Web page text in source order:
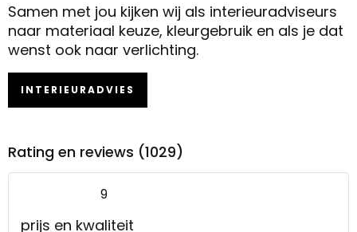
Samen met jou kijken wij als interieuradviseurs
naar materiaal keuze, kleurgebruik en als je dat
wenst ook naar verlichting.
INTERIEURADVIES
Rating en reviews (1029)
9
prijs en kwaliteit